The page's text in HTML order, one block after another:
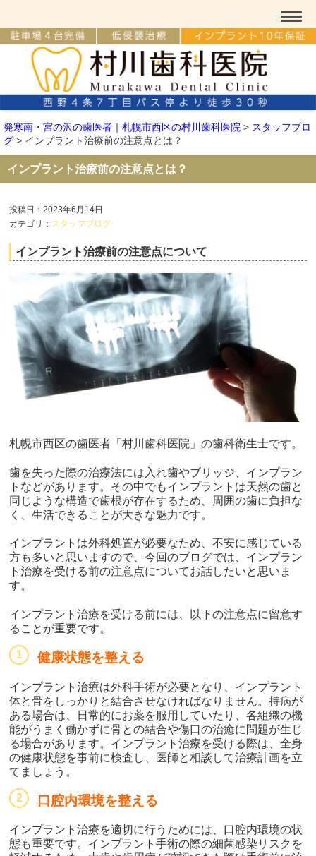
発寒南・宮の沢の歯医者｜札幌市西区の村川歯科医院 > スタッフブロ
グ > インプラント治療前の注意点とは？
インプラント治療前の注意点とは？
投稿日：2023年6月14日
カテゴリ： スタッフブログ
インプラント治療前の注意点について
札幌市西区の歯医者「村川歯科医院」の歯科衛生士です。
歯を失った際の治療法には入れ歯やブリッジ、インプラン
トなどがあります。その中でもインプラントは天然の歯と
同じような構造で歯根が存在するため、周囲の歯に負担な
く、生活できることが大きな魅力です。
インプラントは外科処置が必要なため、不安に感じている
方も多いと思いますので、今回のブログでは、インプラン
ト治療を受ける前の注意点についてお話したいと思いま
す。
インプラント治療を受ける前には、以下の注意点に留意す
ることが重要です。
健康状態を整える
インプラント治療は外科手術が必要となり、インプラント
体と骨をしっかりと結合させなければなりません。持病が
ある場合は、日常的にお薬を服用していたり、各組織の機
能がうまく働かずに骨との結合や傷口の治癒に問題が生じ
る場合があります。インプラント治療を受ける際は、全身
の健康状態を事前に検査し、医師と相談して治療計画を立
てましょう。
口腔内環境を整える
インプラント治療を適切に行うためには、口腔内環境の状
態も重要です。インプラント手術の際の細菌感染リスクを